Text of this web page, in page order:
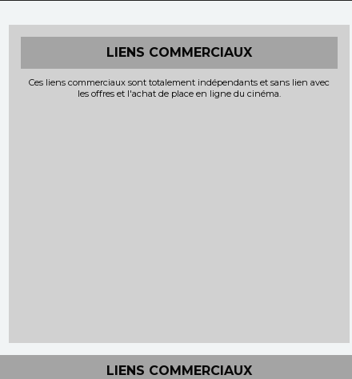
LIENS COMMERCIAUX
Ces liens commerciaux sont totalement indépendants et sans lien avec
les offres et l'achat de place en ligne du cinéma.
LIENS COMMERCIAUX